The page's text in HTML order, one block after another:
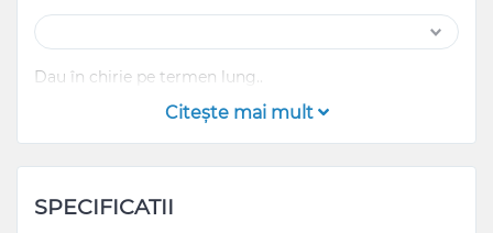
Dau în chirie pe termen lung..
Citeşte mai mult
SPECIFICATII